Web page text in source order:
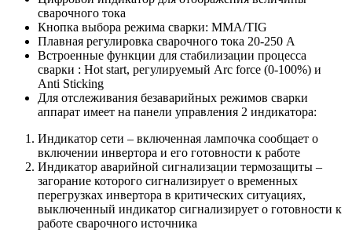
сварочного тока
Кнопка выбора режима сварки: ММА/TIG
Плавная регулировка сварочного тока 20-250 А
Встроенные функции для стабилизации процесса
сварки : Hot start, регулируемый Arc force (0-100%) и
Anti Sticking
Для отслеживания безаварийных режимов сварки
аппарат имеет на панели управления 2 индикатора:
Индикатор сети – включенная лампочка сообщает о
включении инвертора и его готовности к работе
Индикатор аварийной сигнализации термозащиты –
загорание которого сигнализирует о временных
перегрузках инвертора в критических ситуациях,
выключенный индикатор сигнализирует о готовности к
работе сварочного источника